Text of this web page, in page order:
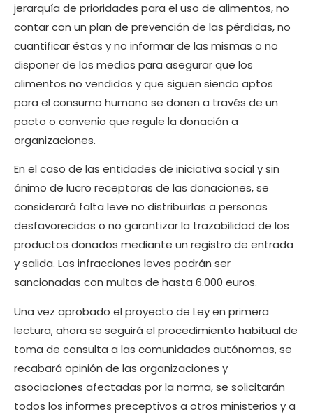
jerarquía de prioridades para el uso de alimentos, no
contar con un plan de prevención de las pérdidas, no
cuantificar éstas y no informar de las mismas o no
disponer de los medios para asegurar que los
alimentos no vendidos y que siguen siendo aptos
para el consumo humano se donen a través de un
pacto o convenio que regule la donación a
organizaciones.
En el caso de las entidades de iniciativa social y sin
ánimo de lucro receptoras de las donaciones, se
considerará falta leve no distribuirlas a personas
desfavorecidas o no garantizar la trazabilidad de los
productos donados mediante un registro de entrada
y salida. Las infracciones leves podrán ser
sancionadas con multas de hasta 6.000 euros.
Una vez aprobado el proyecto de Ley en primera
lectura, ahora se seguirá el procedimiento habitual de
toma de consulta a las comunidades autónomas, se
recabará opinión de las organizaciones y
asociaciones afectadas por la norma, se solicitarán
todos los informes preceptivos a otros ministerios y a